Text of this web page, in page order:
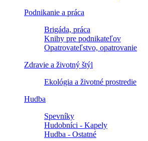
Podnikanie a práca
Brigáda, práca
Knihy pre podnikateľov
Opatrovateľstvo, opatrovanie
Zdravie a životný štýl
Ekológia a životné prostredie
Hudba
Spevníky
Hudobníci - Kapely
Hudba - Ostatné